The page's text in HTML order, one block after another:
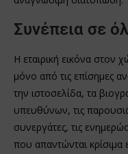
Συνέπεια σε
Η εταιρική εικόνα στον
μόνο από τις επίσημες
την ιστοσελίδα, τα
υπευθύνων, τις
συνεργάτες, τις
που απαντώνται κρίσιμα